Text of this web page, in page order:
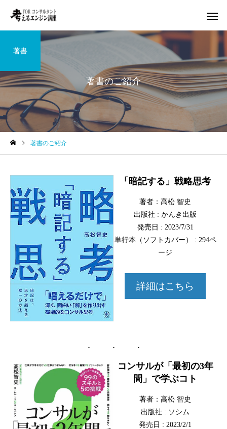
著書のご紹介
著書
著書のご紹介
「暗記する」戦略思考
著者：高松 智史
出版社 : かんき出版
発売日 : 2023/7/31
単行本（ソフトカバー） : 294ペ
ージ
詳細はこちら
コンサルが「最初の3年
間」で学ぶコト
著者：高松 智史
出版社 : ソシム
発売日 : 2023/2/1